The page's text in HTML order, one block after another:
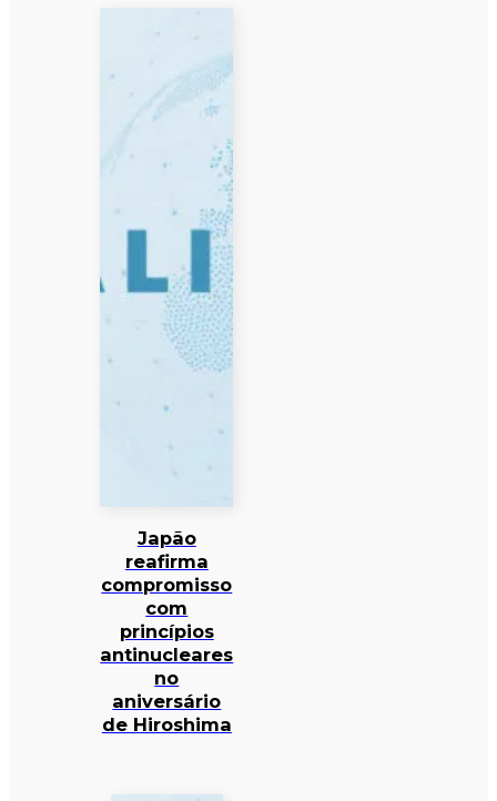
Japão
reafirma
compromisso
com
princípios
antinucleares
no
aniversário
de Hiroshima